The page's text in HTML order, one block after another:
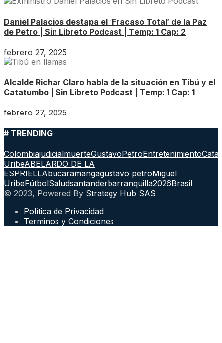
Daniel Palacios destapa el ‘Fracaso Total’ de la Paz
de Petro | Sin Libreto Podcast | Temp: 1 Cap: 2
febrero 27, 2025
Alcalde Richar Claro habla de la situación en Tibú y el
Catatumbo | Sin Libreto Podcast | Temp: 1 Cap: 1
febrero 27, 2025
# TRENDING
ColombiajudicialmuerteGustavoPetroEntretenimiento
UribeABELARDO DE LA
ESPRIELLAbucaramangagustavo petroMiguel
UribeFútbolSaludsantanderbarranquilla2026Brasil
© 2023, Powered By Strategy Hub SAS
Política de Privacidad
Terminos y Condiciones